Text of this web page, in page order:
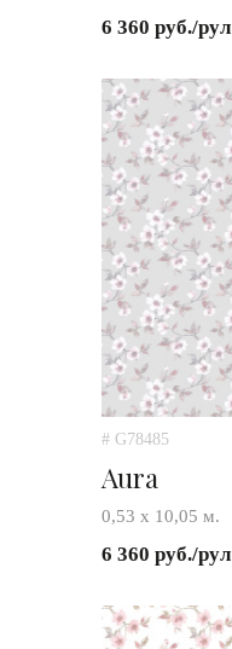
6 360 руб./рул
# G78485
Aura
0,53 х 10,05 м.
6 360 руб./рул